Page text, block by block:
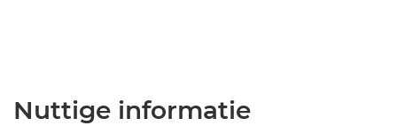
Nuttige informatie